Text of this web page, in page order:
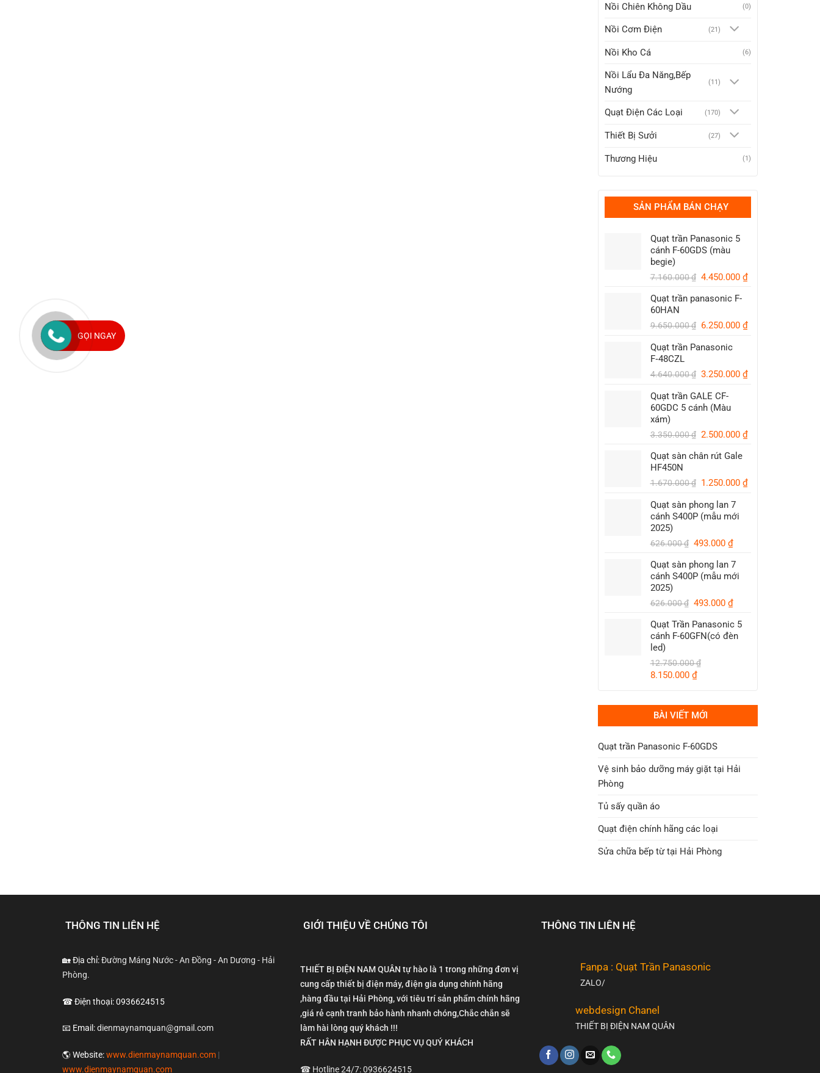
Nồi Chiên Không Dầu (0)
Nồi Cơm Điện (21)
Nồi Kho Cá (6)
Nồi Lẩu Đa Năng,Bếp
Nướng
(11)
Quạt Điện Các Loại (170)
Thiết Bị Sưởi (27)
Thương Hiệu (1)
SẢN PHẨM BÁN CHẠY
Quạt trần Panasonic 5
cánh F-60GDS (màu
begie)
7.160.000₫ Giá
là:
4.450.000 ₫Giá
4.450.000 ₫.
Quạt trần panasonic F-
60HAN
9.650.000₫ Giá
là:
6.250.000 ₫Giá
6.250.000 ₫.
Quạt trần Panasonic
F‑48CZL
4.640.000₫ Giá
là:
4.640.000 ₫.
3.250.000 ₫Giá
Quạt trần GALE CF-
60GDC 5 cánh (Màu
xám)
3.350.000₫ Giá
là:
2.500.000 ₫Giá
2.500.000 ₫.
Quạt sàn chân rút Gale
HF450N
1.670.000₫ Giá
là:
1.670.000 ₫.
1.250.000 ₫Giá
Quạt sàn phong lan 7
cánh S400P (mẫu mới
2025)
626.000₫ Giá
là:
626.000 ₫.
493.000 ₫Giá
tại
là:
Quạt sàn phong lan 7
cánh S400P (mẫu mới
2025)
626.000₫ Giá
là:
626.000 ₫.
493.000 ₫Giá
tại
là:
Quạt Trần Panasonic 5
cánh F-60GFN(có đèn
led)
12.750.000₫
Giá
12.750.000 ₫.
8.150.000 ₫Giá
là:
BÀI VIẾT MỚI
Quạt trần Panasonic F-60GDS
Vệ sinh bảo dưỡng máy giặt tại Hải
Phòng
Tủ sấy quần áo
Quạt điện chính hãng các loại
Sửa chữa bếp từ tại Hải Phòng
THÔNG TIN LIÊN HỆ
🏡 Địa chỉ:Đường Máng Nước - An Đồng - An Dương - Hải
Phòng.
☎ Điện thoại: 0936624515
📧 Email:dienmaynamquan@gmail.com
🌎 Website:www.dienmaynamquan.com |
www.dienmaynamquan.com
GIỚI THIỆU VỀ CHÚNG TÔI
THIẾT BỊ ĐIỆN NAM QUÂN tự hào là 1 trong những đơn vị
cung cấp thiết bị điện máy, điện gia dụng chính hãng
,hàng đầu tại Hải Phòng, với tiêu trí sản phẩm chính hãng
,giá rẻ cạnh tranh bảo hành nhanh chóng,Chắc chắn sẽ
làm hài lòng quý khách !!!
RẤT HÂN HẠNH ĐƯỢC PHỤC VỤ QUÝ KHÁCH
☎ Hotline 24/7: 0936624515
THÔNG TIN LIÊN HỆ
Fanpa : Quạt Trần Panasonic
ZALO/
webdesign Chanel
THIẾT BỊ ĐIỆN NAM QUÂN
GỌI NGAY